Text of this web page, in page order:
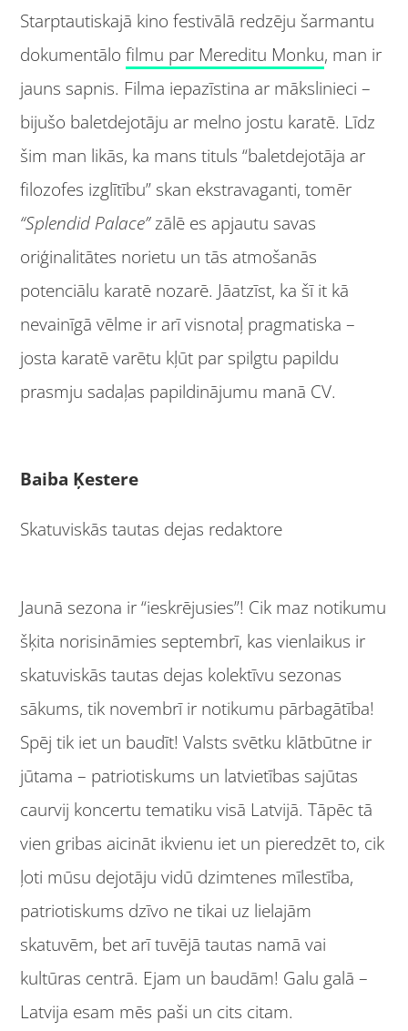
Starptautiskajā kino festivālā redzēju šarmantu
dokumentālofilmu par Mereditu Monku, man ir
jauns sapnis. Filma iepazīstina ar mākslinieci –
bijušo baletdejotāju ar melno jostu karatē. Līdz
šim man likās, ka mans tituls “baletdejotāja ar
filozofes izglītību” skan ekstravaganti, tomēr
“Splendid Palace”zālē es apjautu savas
oriģinalitātes norietu un tās atmošanās
potenciālu karatē nozarē. Jāatzīst, ka šī it kā
nevainīgā vēlme ir arī visnotaļ pragmatiska –
josta karatē varētu kļūt par spilgtu papildu
prasmju sadaļas papildinājumu manā CV.
Baiba Ķestere
Skatuviskās tautas dejas redaktore
Jaunā sezona ir “ieskrējusies”! Cik maz notikumu
šķita norisināmies septembrī, kas vienlaikus ir
skatuviskās tautas dejas kolektīvu sezonas
sākums, tik novembrī ir notikumu pārbagātība!
Spēj tik iet un baudīt! Valsts svētku klātbūtne ir
jūtama – patriotiskums un latvietības sajūtas
caurvij koncertu tematiku visā Latvijā. Tāpēc tā
vien gribas aicināt ikvienu iet un pieredzēt to, cik
ļoti mūsu dejotāju vidū dzimtenes mīlestība,
patriotiskums dzīvo ne tikai uz lielajām
skatuvēm, bet arī tuvējā tautas namā vai
kultūras centrā. Ejam un baudām! Galu galā –
Latvija esam mēs paši un cits citam.